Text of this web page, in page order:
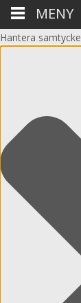
Hantera samtycke
MENY